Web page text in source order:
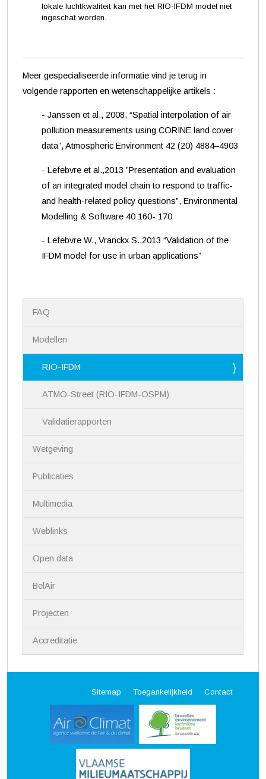
lokale luchtkwaliteit kan met het RIO-IFDM model niet
ingeschat worden.
Meer gespecialiseerde informatie vind je terug in
volgende rapporten en wetenschappelijke artikels :
- Janssen et al., 2008, “Spatial interpolation of air
pollution measurements using CORINE land cover
data”, Atmospheric Environment 42 (20) 4884–4903
- Lefebvre et al.,2013 ”Presentation and evaluation
of an integrated model chain to respond to traffic-
and health-related policy questions”, Environmental
Modelling & Software 40 160- 170
- Lefebvre W., Vranckx S.,2013 “Validation of the
IFDM model for use in urban applications”
i
FAQ
Modellen
RIO-IFDM
ATMO-Street (RIO-IFDM-OSPM)
Validatierapporten
Wetgeving
Publicaties
Multimedia
Weblinks
Open data
BelAir
Projecten
Accreditatie
Sitemap Toegankelijkheid Contact